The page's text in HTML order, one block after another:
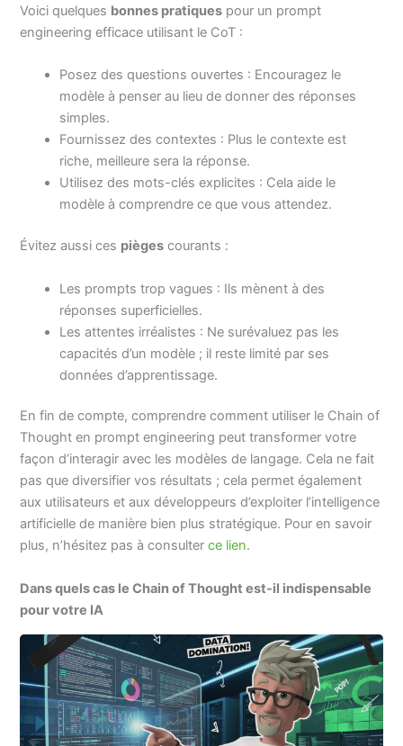
Voici quelques bonnes pratiques pour un prompt
engineering efficace utilisant le CoT :
Posez des questions ouvertes : Encouragez le
modèle à penser au lieu de donner des réponses
simples.
Fournissez des contextes : Plus le contexte est
riche, meilleure sera la réponse.
Utilisez des mots-clés explicites : Cela aide le
modèle à comprendre ce que vous attendez.
Évitez aussi ces pièges courants :
Les prompts trop vagues : Ils mènent à des
réponses superficielles.
Les attentes irréalistes : Ne surévaluez pas les
capacités d’un modèle ; il reste limité par ses
données d’apprentissage.
En fin de compte, comprendre comment utiliser le Chain of
Thought en prompt engineering peut transformer votre
façon d’interagir avec les modèles de langage. Cela ne fait
pas que diversifier vos résultats ; cela permet également
aux utilisateurs et aux développeurs d’exploiter l’intelligence
artificielle de manière bien plus stratégique. Pour en savoir
plus, n’hésitez pas à consulterce lien.
Dans quels cas le Chain of Thought est-il indispensable
pour votre IA